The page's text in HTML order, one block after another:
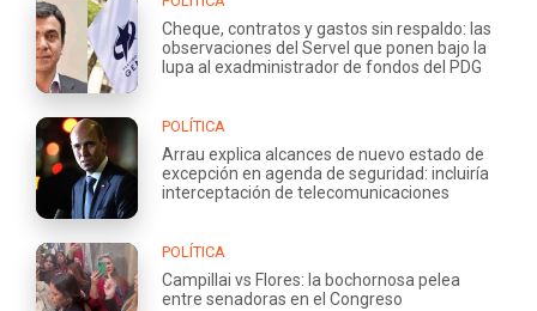
Cheque, contratos y gastos sin respaldo: las
observaciones del Servel que ponen bajo la
lupa al exadministrador de fondos del PDG
POLÍTICA
Arrau explica alcances de nuevo estado de
excepción en agenda de seguridad: incluiría
interceptación de telecomunicaciones
POLÍTICA
Campillai vs Flores: la bochornosa pelea
entre senadoras en el Congreso